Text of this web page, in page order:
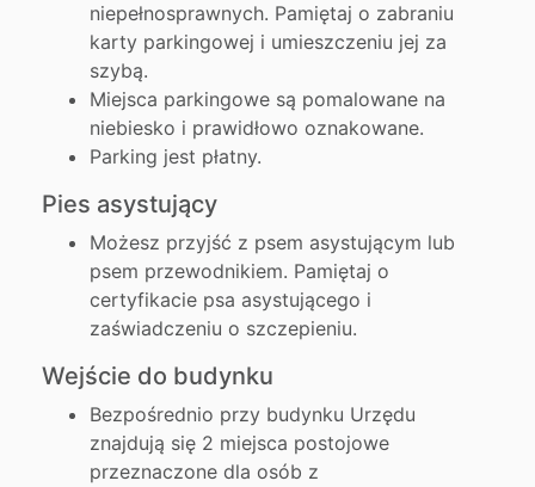
niepełnosprawnych. Pamiętaj o zabraniu
karty parkingowej i umieszczeniu jej za
szybą.
Miejsca parkingowe są pomalowane na
niebiesko i prawidłowo oznakowane.
Parking jest płatny.
Pies asystujący
Możesz przyjść z psem asystującym lub
psem przewodnikiem. Pamiętaj o
certyfikacie psa asystującego i
zaświadczeniu o szczepieniu.
Wejście do budynku
Bezpośrednio przy budynku Urzędu
znajdują się 2 miejsca postojowe
przeznaczone dla osób z